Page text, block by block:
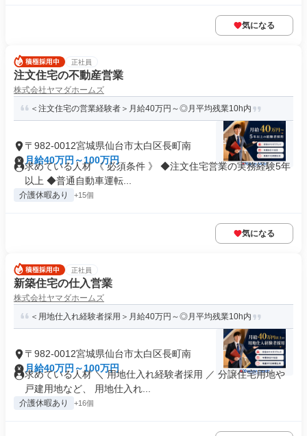
気になる
正社員
注文住宅の不動産営業
株式会社ヤマダホームズ
＜注文住宅の営業経験者＞月給40万円～◎月平均残業10h内
〒982-0012宮城県仙台市太白区長町南
月給40万円～100万円
求めている人材 《 必須条件 》 ◆注文住宅営業の実務経験5年
以上 ◆普通自動車運転...
介護休暇あり +15個
気になる
正社員
新築住宅の仕入営業
株式会社ヤマダホームズ
＜用地仕入れ経験者採用＞月給40万円～◎月平均残業10h内
〒982-0012宮城県仙台市太白区長町南
月給40万円～100万円
求めている人材 ＼ 用地仕入れ経験者採用 ／ 分譲住宅用地や
戸建用地など、 用地仕入れ...
介護休暇あり +16個